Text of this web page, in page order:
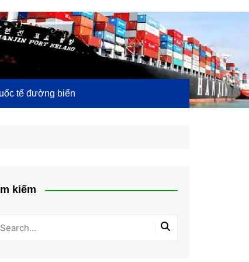
tế đường biển
kiếm